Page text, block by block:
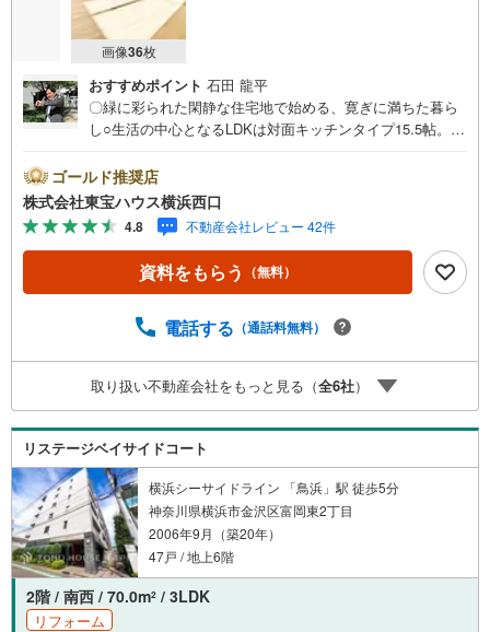
画像36枚
おすすめポイント 石田 龍平
〇緑に彩られた閑静な住宅地で始める、寛ぎに満ちた暮ら
し○生活の中心となるLDKは対面キッチンタイプ15.5帖。家
らせます（細則有）ーーーーYahoo！ 不動産キャンペーン
対象店舗ーーーー当店で物件を成約するとPayPayボーナス
ライトがもらえる「Yahoo！ 不動産 物件ご成約キャンペー
ン」の対象になります。「資料をもらう」「見学予約をす
る」ボタンからお問い合わせください。※必ずYahoo！ JAP
AN IDでログインしてください。※PayPayボーナスライト
す。ーーーーーーーーーーーーーーーーーーーーーーーー
上記金利は 2026年8月時点 のものであり、実際の適用金利
は融資実行時のものとなります。金利情勢により表記の返
済額と異なる場合があります。ーーーーーーーーーーーー
ーーーーーーーーーーーーー
ゴールド推奨店
株式会社東宝ハウス横浜西口
4.8 不動産会社レビュー 42件
資料をもらう （無料）
電話する （通話料無料）
取り扱い不動産会社をもっと見る（全6社）
リステージベイサイドコート
横浜シーサイドライン 「鳥浜」駅 徒歩5分
神奈川県横浜市金沢区富岡東2丁目
2006年9月（築20年）
47戸 / 地上6階
2階 / 南西 / 70.0m2 / 3LDK
リフォーム